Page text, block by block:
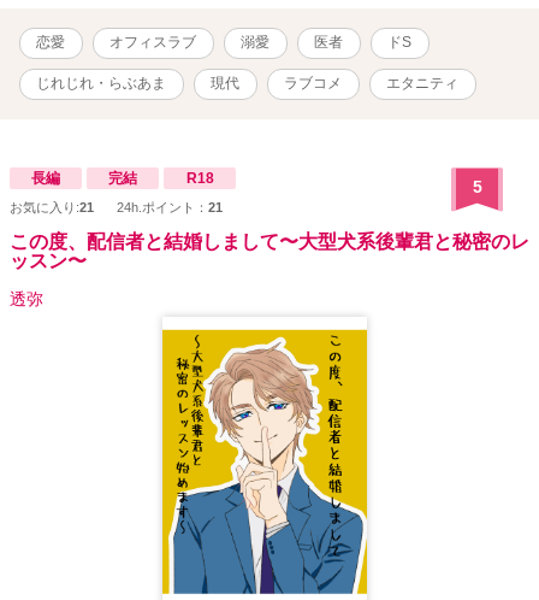
＋.｡.:*･ﾟ ✱高梨鈴《ﾀｶﾅｼ ﾘﾝ》27歳 初期研修を終えて一人前の医者に
なったばかりの内科医。 ある事情で外科医になるのを諦めたことか
ら外科医を敵視している。 華やかで美麗な容姿のせいで陰ではビッ
チと呼ばれているが、実は仕事に一途なカタブツ女？ ✱窪塚圭《ｸﾎﾞ
られがちだが、実はオペのことだけで頭が一杯？ .｡.:*･ﾟ＋.｡.:*･ﾟ
＋.｡.:*･ﾟ＋.｡.:*･ﾟ ✱『鬼畜御曹司の甘く淫らな執愛』(24/2/22タテス
クコミック化のため非公開中)のふたりの愛娘がヒロインです。 ※他
視点あり ※他サイトでも公開中ですが、主にＲ描写をこちらとムー
ンライトノベルズさん用に改稿したTL小説です。設定上強引な展開
人物、団体、グループの名称等全てフィクションです。 ※随時概要
含め本文の改稿や修正等をしています。 ⚠「Reproduction is
prohibited.(転載禁止)」 ✧21.11.15 完結✧ ✧21.10.10 公開✧
恋愛 オフィスラブ 溺愛 医者 ドS
じれじれ・らぶあま 現代 ラブコメ エタニティ
長編 完結 R18
お気に入り:21 24h.ポイント： 21
5
この度、配信者と結婚しまして〜大型犬系後輩君と秘密のレ
ッスン〜
透弥